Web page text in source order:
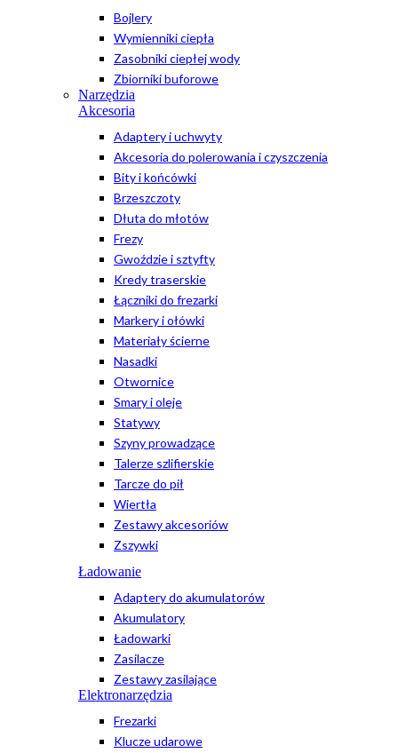
Bojlery
Wymienniki ciepła
Zasobniki ciepłej wody
Zbiorniki buforowe
Narzędzia
Akcesoria
Adaptery i uchwyty
Akcesoria do polerowania i czyszczenia
Bity i końcówki
Brzeszczoty
Dłuta do młotów
Frezy
Gwoździe i sztyfty
Kredy traserskie
Łączniki do frezarki
Markery i ołówki
Materiały ścierne
Nasadki
Otwornice
Smary i oleje
Statywy
Szyny prowadzące
Talerze szlifierskie
Tarcze do pił
Wiertła
Zestawy akcesoriów
Zszywki
Ładowanie
Adaptery do akumulatorów
Akumulatory
Ładowarki
Zasilacze
Zestawy zasilające
Elektronarzędzia
Frezarki
Klucze udarowe